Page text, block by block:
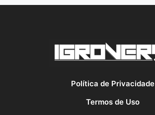
Política de Privacidade
Termos de Uso